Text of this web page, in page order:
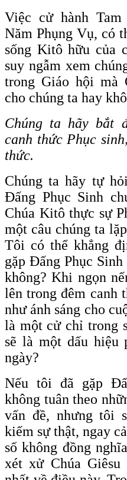
Việc cử hành
Năm Phụng Vụ, có
sống Kitô hữu của
suy ngẫm xem
trong Giáo hội mà
cho chúng ta hay
Chúng ta hãy bắt
canh thức Phục
thức.
Chúng ta hãy tự
Đấng Phục Sinh
Chúa Kitô thực sự
một câu chúng ta
Tôi có thể khẳng
gặp Đấng Phục
không? Khi ngọn
lên trong đêm canh
như ánh sáng cho
là một cử chỉ trong
sẽ là một dấu hiệu
ngày?
Nếu tôi đã gặp
không tuân theo
vấn đề, nhưng tôi
kiếm sự thật, ngay
số không đồng
xét xử Chúa